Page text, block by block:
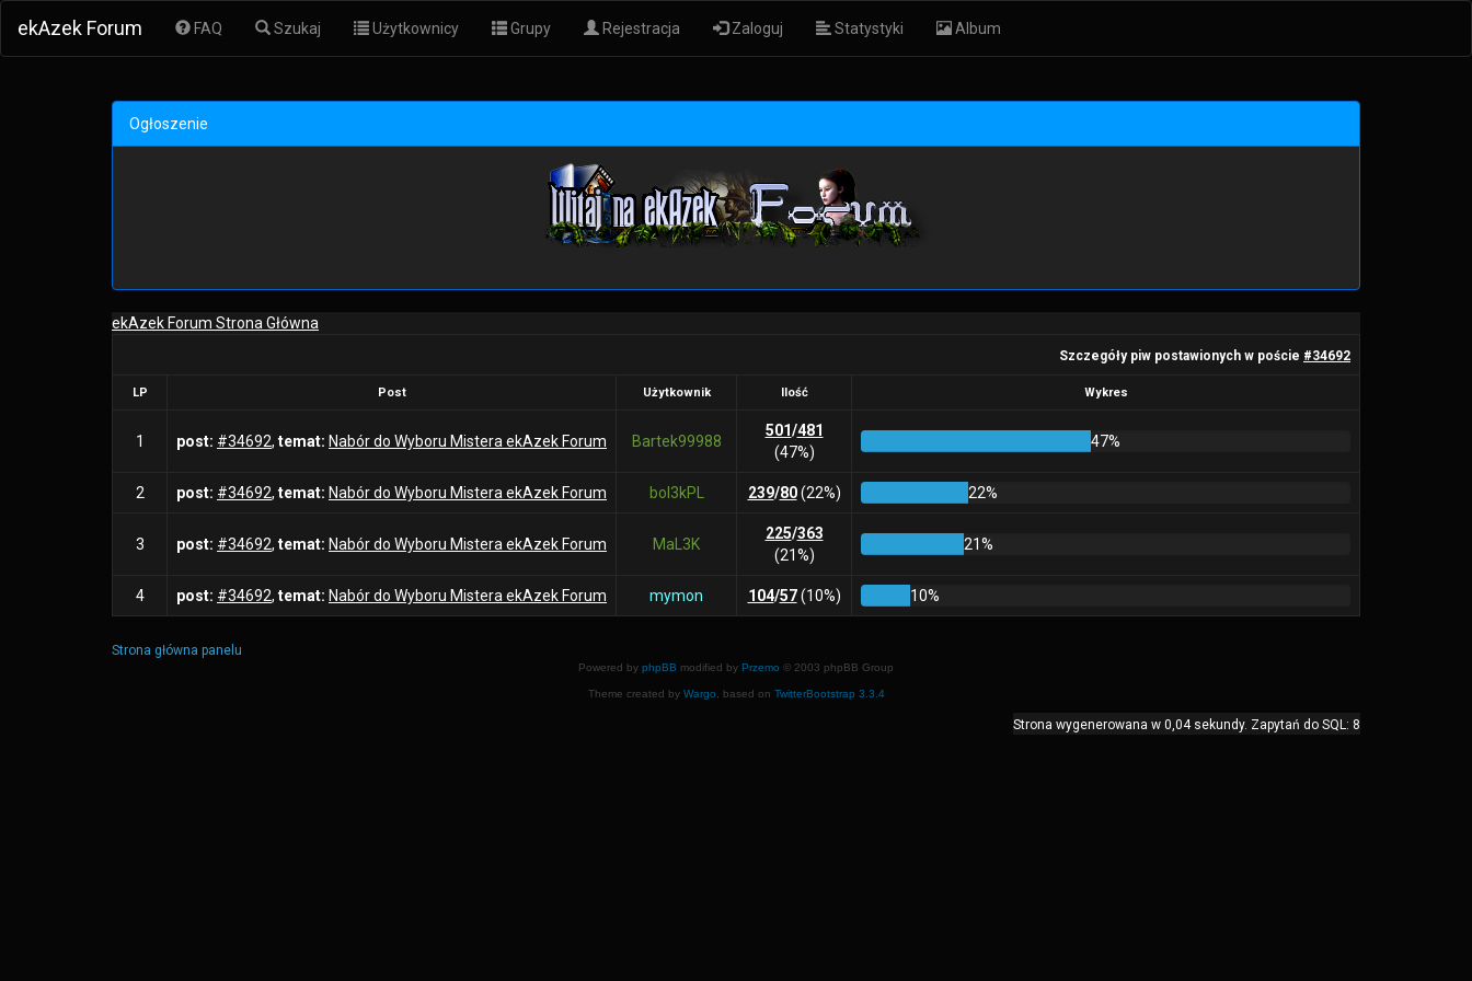
ekAzek Forum FAQ Szukaj Użytkownicy Grupy Rejestracja Zaloguj Statystyki Album
Ogłoszenie
ekAzek Forum Strona Główna
Szczegóły piw postawionych w poście #34692
LP Post Użytkownik Ilość Wykres
1 post: #34692, temat: Nabór do Wyboru Mistera ekAzek Forum Bartek99988
501/481
(47%)
47%
2 post: #34692, temat: Nabór do Wyboru Mistera ekAzek Forum bol3kPL 239/80(22%) 22%
3 post: #34692, temat: Nabór do Wyboru Mistera ekAzek Forum MaL3K
225/363
(21%)
21%
4 post: #34692, temat: Nabór do Wyboru Mistera ekAzek Forum mymon 104/57(10%) 10%
Strona główna panelu
Powered by phpBB modified by Przemo © 2003 phpBB Group
Theme created by Wargo , based on TwitterBootstrap 3.3.4
Strona wygenerowana w 0,04 sekundy. Zapytań do SQL: 8